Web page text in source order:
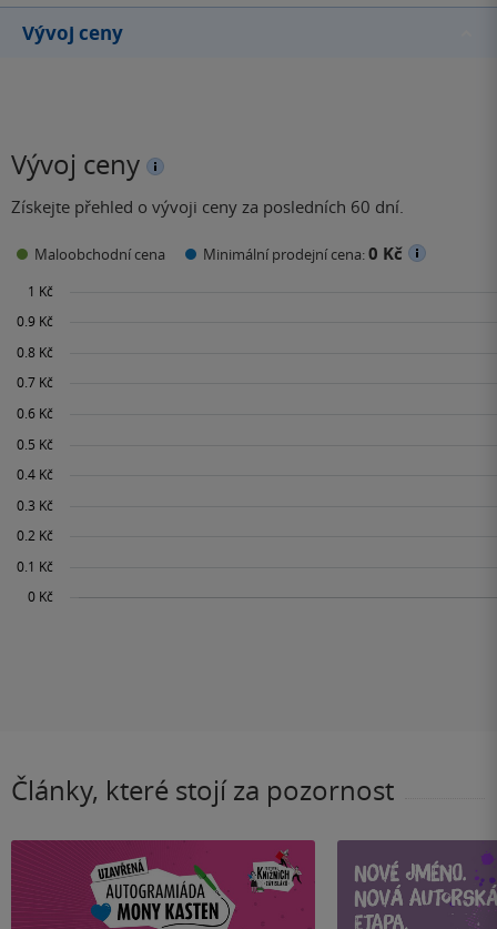
Vývoj ceny
Vývoj ceny
Získejte přehled o vývoji ceny za posledních 60 dní.
Maloobchodní cena Minimální prodejní cena:0 Kč
Články, které stojí za pozornost